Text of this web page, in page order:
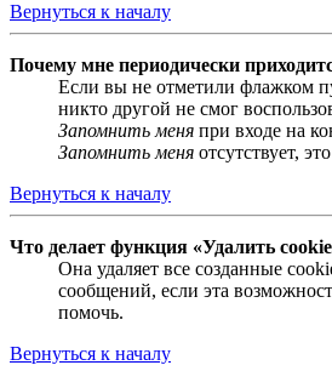
Вернуться к началу
Почему мне периодически
Если вы не отметили флажком
никто другой не смог
Запомнить меня при входе на
Запомнить меня отсутствует,
Вернуться к началу
Что делает функция «Удалить
Она удаляет все созданные
сообщений, если эта
помочь.
Вернуться к началу